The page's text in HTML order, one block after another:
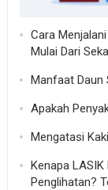
Cara
Mulai Dari
Manfaat Daun
Apakah
Mengatasi
Kenapa
Penglihatan?